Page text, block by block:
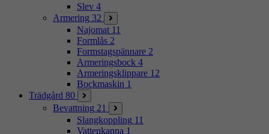
Slev 4
Armering 32
Najomat 11
Formlås 2
Formstagspännare 2
Armeringsbock 4
Armeringsklippare 12
Bockmaskin 1
Trädgård 80
Bevattning 21
Slangkoppling 11
Vattenkanna 1